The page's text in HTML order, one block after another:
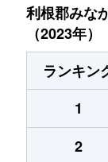
利根郡みな
（2023年）
ランキン
1
2